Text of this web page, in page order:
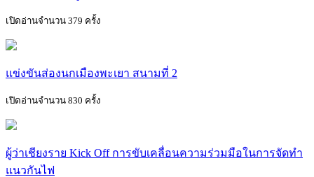
เปิดอ่านจำนวน 379 ครั้ง
แข่งขันส่องนกเมืองพะเยา สนามที่ 2
เปิดอ่านจำนวน 830 ครั้ง
ผู้ว่าเชียงราย Kick Off การขับเคลื่อนความร่วมมือในการจัดทำ
แนวกันไฟ